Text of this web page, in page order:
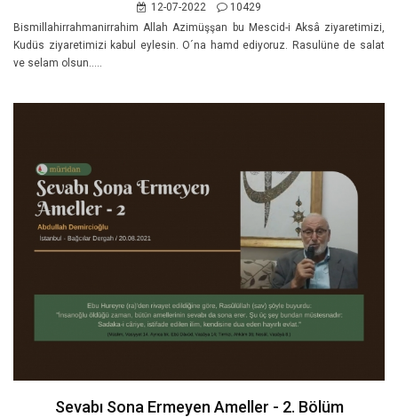
12-07-2022
10429
Bismillahirrahmanirrahim Allah Azimüşşan bu Mescid-i Aksâ ziyaretimizi,
Kudüs ziyaretimizi kabul eylesin. O´na hamd ediyoruz. Rasulüne de salat
ve selam olsun.....
Sevabı Sona Ermeyen Ameller - 2. Bölüm